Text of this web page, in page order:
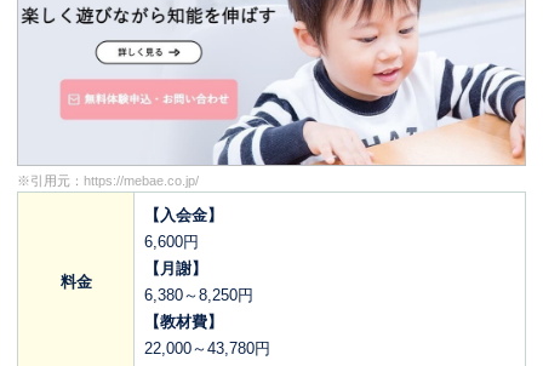
※引用元： https://mebae.co.jp/
料金
【入会金】
6,600円
【月謝】
6,380～8,250円
【教材費】
22,000～43,780円